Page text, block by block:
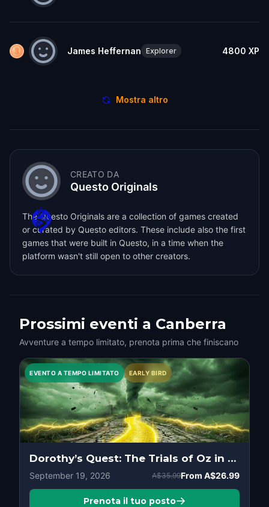
James Heffernan Explorer 4800 XP
Mostra altro
CREATO DA
Questo Originals
The Questo Originals are a collection of games created
or curated by Questo editors. These include also the first
games that were built in Questo, in a time when the
platform wasn't still open to other creators.
Prossimi eventi a Canberra
Avventure a tempo limitato, prenota prima che finiscano
EVENTO A TEMPO LIMITATO EARLY BIRD
Dorothy’s Quest: The Trials of Oz in Canberra
September 19, 2026 A$35.99From A$26.99
Prenota il tuo posto